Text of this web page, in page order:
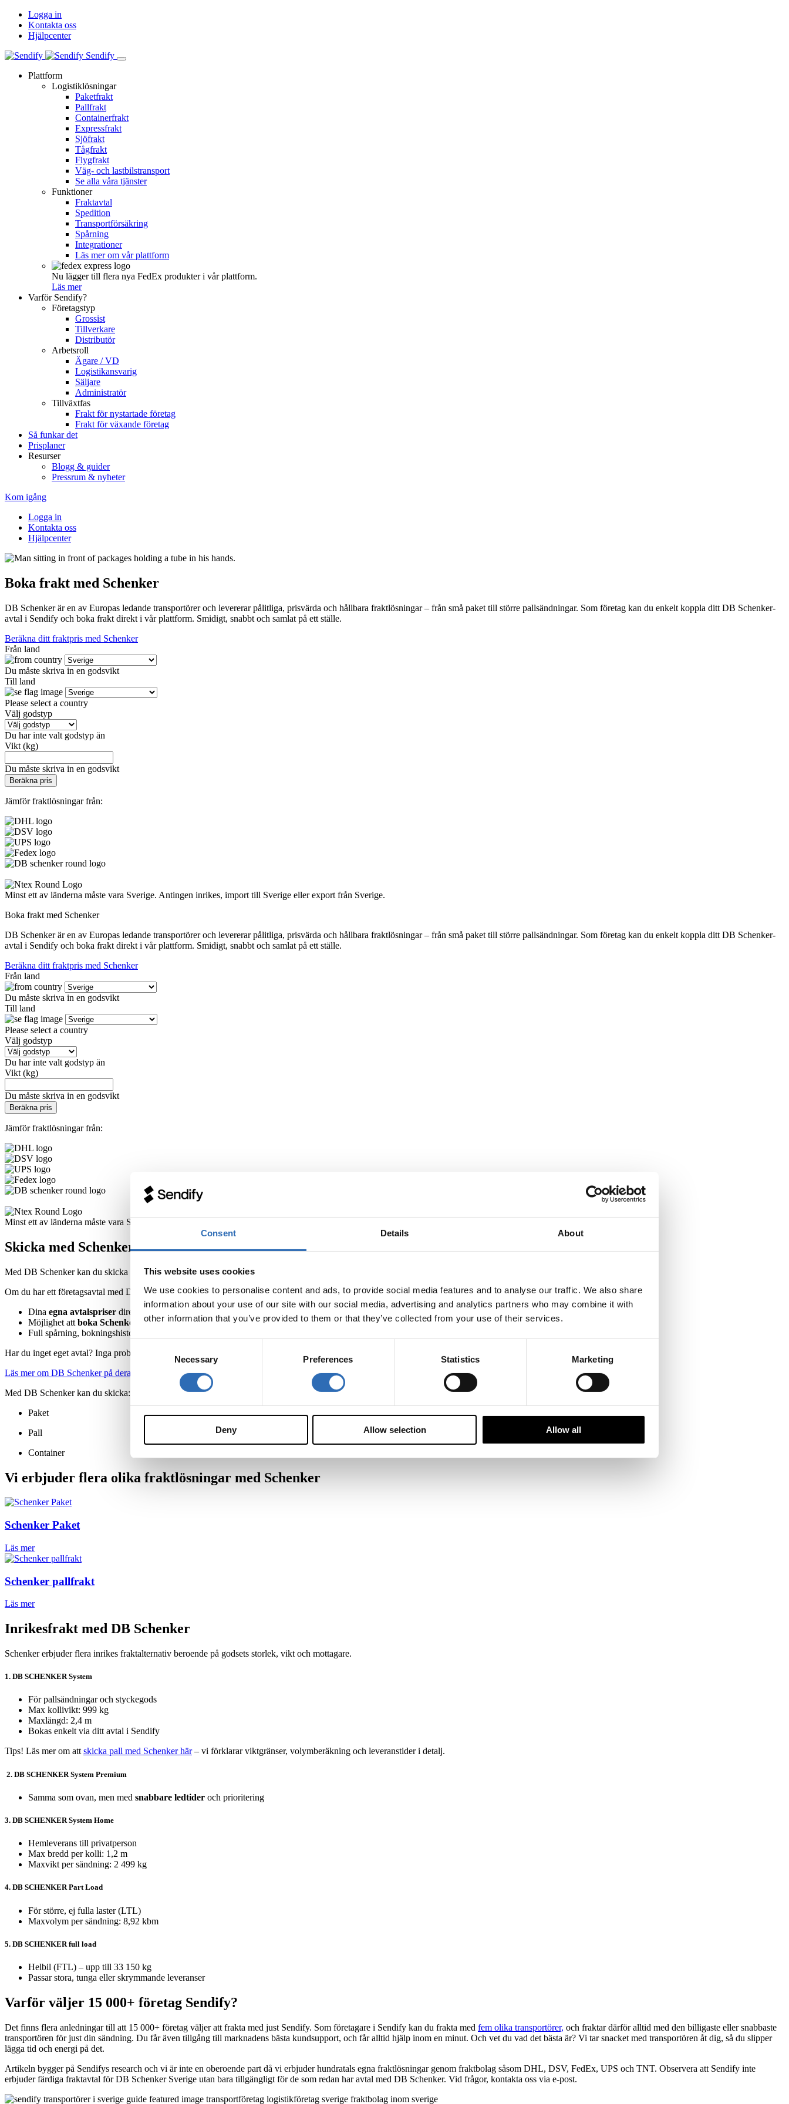
Consent Details About
This website uses cookies
We use cookies to personalise content and ads, to provide social media features and to analyse our traffic. We also share
information about your use of our site with our social media, advertising and analytics partners who may combine it with
other information that you’ve provided to them or that they’ve collected from your use of their services.
Necessary Preferences Statistics Marketing
Deny Allow selection Allow all
Logga in
Kontakta oss
Hjälpcenter
Sendify
Plattform
Logistiklösningar
Paketfrakt
Pallfrakt
Containerfrakt
Expressfrakt
Sjöfrakt
Tågfrakt
Flygfrakt
Väg- och lastbilstransport
Se alla våra tjänster
Funktioner
Fraktavtal
Spedition
Transportförsäkring
Spårning
Integrationer
Läs mer om vår plattform
Nu lägger till flera nya FedEx produkter i vår plattform.
Läs mer
Varför Sendify?
Företagstyp
Grossist
Tillverkare
Distributör
Arbetsroll
Ägare / VD
Logistikansvarig
Säljare
Administratör
Tillväxtfas
Frakt för nystartade företag
Frakt för växande företag
Så funkar det
Prisplaner
Resurser
Blogg & guider
Pressrum & nyheter
Kom igång
Logga in
Kontakta oss
Hjälpcenter
Boka frakt med Schenker
DB Schenker är en av Europas ledande transportörer och levererar pålitliga, prisvärda och hållbara fraktlösningar – från små paket till större pallsändningar. Som företag kan du enkelt koppla ditt DB Schenker-
avtal i Sendify och boka frakt direkt i vår plattform. Smidigt, snabbt och samlat på ett ställe.
Beräkna ditt fraktpris med Schenker
Från land
Du måste skriva in en godsvikt
Till land
Please select a country
Välj godstyp
Du har inte valt godstyp än
Vikt (kg)
Du måste skriva in en godsvikt
Beräkna pris
Jämför fraktlösningar från:
Minst ett av länderna måste vara Sverige. Antingen inrikes, import till Sverige eller export från Sverige.
Boka frakt med Schenker
DB Schenker är en av Europas ledande transportörer och levererar pålitliga, prisvärda och hållbara fraktlösningar – från små paket till större pallsändningar. Som företag kan du enkelt koppla ditt DB Schenker-
avtal i Sendify och boka frakt direkt i vår plattform. Smidigt, snabbt och samlat på ett ställe.
Beräkna ditt fraktpris med Schenker
Från land
Du måste skriva in en godsvikt
Till land
Please select a country
Välj godstyp
Du har inte valt godstyp än
Vikt (kg)
Du måste skriva in en godsvikt
Beräkna pris
Jämför fraktlösningar från:
Minst ett av länderna måste vara Sverige. Antingen inrikes, import till Sverige eller export från Sverige.
Skicka med Schenker
Med DB Schenker kan du skicka allt från paket till containrar, med flyg-, sjö-, väg- och tågfrakt – världen om. DB Schenker har fraktlösningar för privatpersoner och företag.
Om du har ett företagsavtal med DB Schenker kan du koppla det till Sendify. Då får du:
Dina egna avtalspriser direkt i plattformen
Möjlighet att boka Schenkerfraktmed ett par klick
Full spårning, bokningshistorik och fraktverktyg – samlat på ett ställe
Har du inget eget avtal? Inga problem! Du kan fortfarande boka frakt med transportörer som DHL, UPS och DSV via Sendify.
Läs mer om DB Schenker på deras egna hemsida.
Med DB Schenker kan du skicka:
Paket
Pall
Container
Vi erbjuder flera olika fraktlösningar med Schenker
Schenker Paket
Läs mer
Schenker pallfrakt
Läs mer
Inrikesfrakt med DB Schenker
Schenker erbjuder flera inrikes fraktalternativ beroende på godsets storlek, vikt och mottagare.
1. DB SCHENKER System
För pallsändningar och styckegods
Max kollivikt: 999 kg
Maxlängd: 2,4 m
Bokas enkelt via ditt avtal i Sendify
Tips! Läs mer om attskicka pall med Schenker här– vi förklarar viktgränser, volymberäkning och leveranstider i detalj.
2. DB SCHENKER System Premium
Samma som ovan, men med snabbare ledtider och prioritering
3. DB SCHENKER System Home
Hemleverans till privatperson
Max bredd per kolli: 1,2 m
Maxvikt per sändning: 2 499 kg
4. DB SCHENKER Part Load
För större, ej fulla laster (LTL)
Maxvolym per sändning: 8,92 kbm
5. DB SCHENKER full load
Helbil (FTL) – upp till 33 150 kg
Passar stora, tunga eller skrymmande leveranser
Varför väljer 15 000+ företag Sendify?
Det finns flera anledningar till att 15 000+ företag väljer att frakta med just Sendify. Som företagare i Sendify kan du frakta med fem olika transportörer, och fraktar därför alltid med den billigaste eller snabbaste
transportören för just din sändning. Du får även tillgång till marknadens bästa kundsupport, och får alltid hjälp inom en minut. Och vet du vad det bästa är? Vi tar snacket med transportören åt dig, så du slipper
lägga tid och energi på det.
Artikeln bygger på Sendifys research och vi är inte en oberoende part då vi erbjuder hundratals egna fraktlösningar genom fraktbolag såsom DHL, DSV, FedEx, UPS och TNT. Observera att Sendify inte
erbjuder färdiga fraktavtal för DB Schenker Sverige utan bara tillgängligt för de som redan har avtal med DB Schenker. Vid frågor, kontakta oss via e-post.